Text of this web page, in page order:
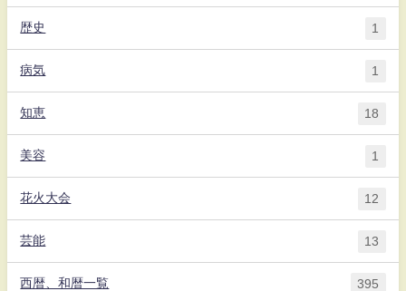
歴史 1
病気 1
知恵 18
美容 1
花火大会 12
芸能 13
西暦、和暦一覧 395